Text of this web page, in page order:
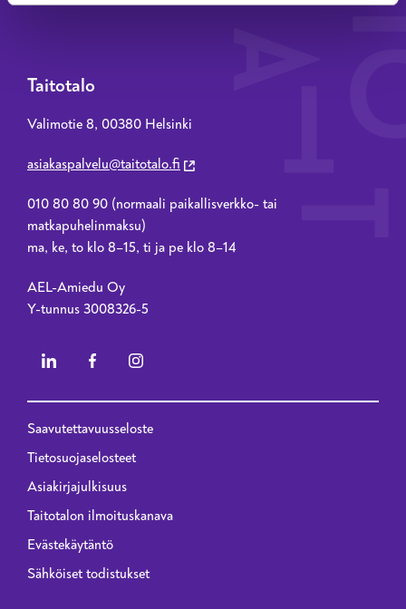
Taitotalo
Valimotie 8, 00380 Helsinki
asiakaspalvelu@taitotalo.fi
010 80 80 90 (normaali paikallisverkko- tai
matkapuhelinmaksu)
ma, ke, to klo 8–15, ti ja pe klo 8–14
AEL-Amiedu Oy
Y-tunnus 3008326-5
Privacy menu - 2023 renewal
Saavutettavuusseloste
Tietosuojaselosteet
Asiakirjajulkisuus
Taitotalon ilmoituskanava
Evästekäytäntö
Sähköiset todistukset